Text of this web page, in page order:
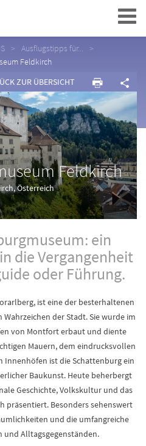
Navigation
Ausflugstipps für...
Feldkirch
ZUR ÜBERSICHT
Feldkirch
Österreich
ein
die Vergangenheit
oder Führung.
ist eine der besterhaltenen
der Stadt. Sie wurde im
von Montfort erbaut und diente
Mauern, dem eindrucksvollen
Innenhöfen ist die Schattenburg ein
Baukunst. Heute beherbergt
Geschichte, Volkskultur und das
präsentiert. Besonders sehenswert
und die umfangreiche
und Alltagsgegenständen.